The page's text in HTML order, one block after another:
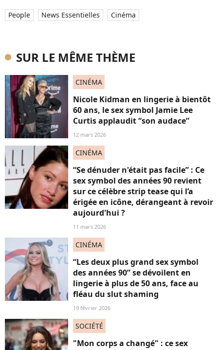
People News Essentielles Cinéma
SUR LE MÊME THÈME
CINÉMA
Nicole Kidman en lingerie à bientôt
60 ans, le sex symbol Jamie Lee
Curtis applaudit “son audace”
12 mars 2026
CINÉMA
“Se dénuder n'était pas facile” : Ce
sex symbol des années 90 revient
sur ce célèbre strip tease qui l’a
érigée en icône, dérangeant à revoir
aujourd'hui ?
11 mars 2026
CINÉMA
“Les deux plus grand sex symbol
des années 90” se dévoilent en
lingerie à plus de 50 ans, face au
fléau du slut shaming
19 février 2026
SOCIÉTÉ
"Mon corps a changé" : ce sex